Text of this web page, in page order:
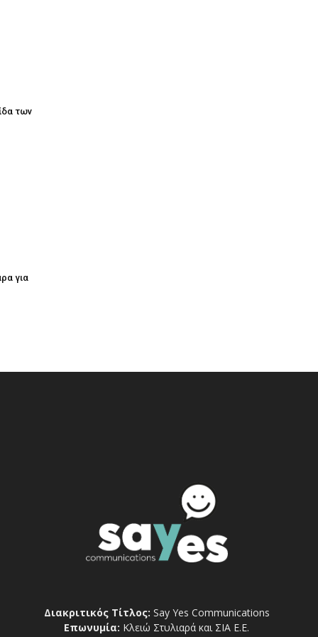
των
για
Διακριτικός Τίτλος: Say Yes Communications
Επωνυμία: Κλειώ Στυλιαρά και ΣΙΑ Ε.Ε.